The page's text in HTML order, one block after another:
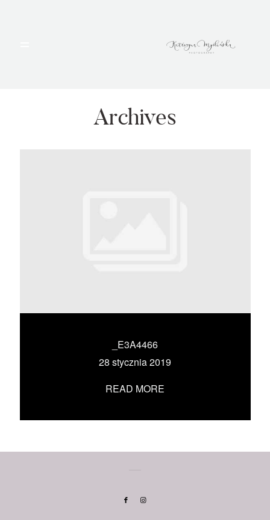
Archives
_E3A4466
28 stycznia 2019
READ MORE
PORTFOLIO
UMÓW SIĘ ZE MNĄ →